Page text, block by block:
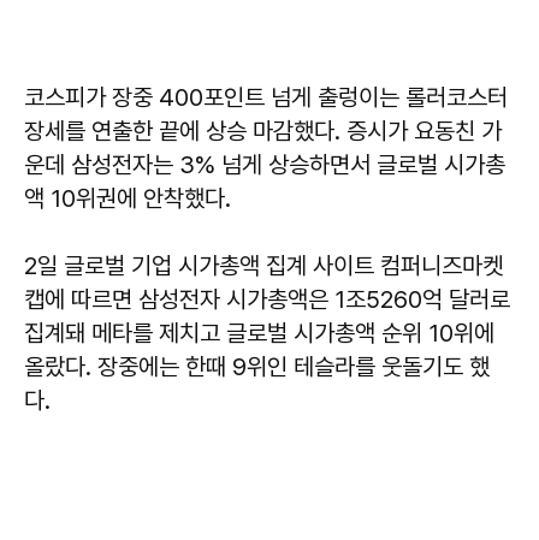
코스피가 장중 400포인트 넘게 출렁이는 롤러코스터
장세를 연출한 끝에 상승 마감했다. 증시가 요동친 가
운데 삼성전자는 3% 넘게 상승하면서 글로벌 시가총
액 10위권에 안착했다.
2일 글로벌 기업 시가총액 집계 사이트 컴퍼니즈마켓
캡에 따르면 삼성전자 시가총액은 1조5260억 달러로
집계돼 메타를 제치고 글로벌 시가총액 순위 10위에
올랐다. 장중에는 한때 9위인 테슬라를 웃돌기도 했
다.